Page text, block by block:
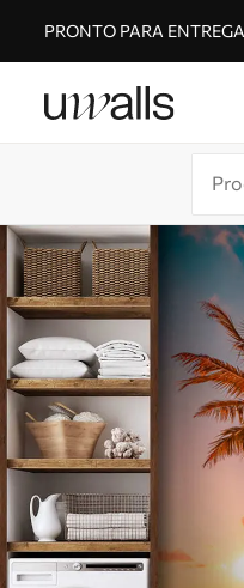
PRONTO PARA